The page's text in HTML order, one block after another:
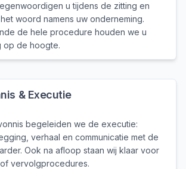
u tijdens de zitting en
woord namens uw onderneming.
de hele procedure houden we u
op de hoogte.
& Executie
begeleiden we de executie:
verhaal en communicatie met de
Ook na afloop staan wij klaar voor
vervolgprocedures.